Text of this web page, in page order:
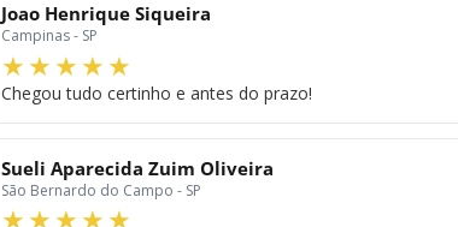
Joao Henrique Siqueira
Campinas - SP
Chegou tudo certinho e antes do prazo!
Sueli Aparecida Zuim Oliveira
São Bernardo do Campo - SP